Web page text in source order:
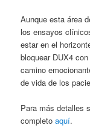
Aunque esta área
los ensayos
estar en el
bloquear DUX4
camino
de vida de los
Para más detalles
completoaquí.